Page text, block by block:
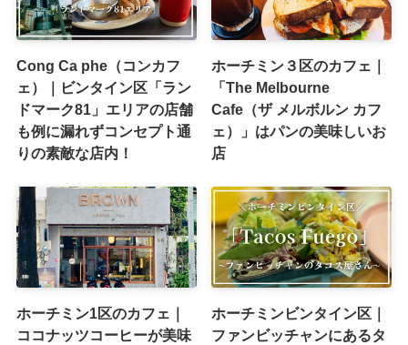
Cong Ca phe（コンカフ
ェ）｜ビンタイン区「ラン
ドマーク81」エリアの店舗
も例に漏れずコンセプト通
りの素敵な店内！
ホーチミン３区のカフェ｜
「The Melbourne
Cafe（ザ メルボルン カフ
ェ）」はパンの美味しいお
店
ホーチミン1区のカフェ｜
ココナッツコーヒーが美味
ホーチミンビンタイン区｜
ファンビッチャンにあるタ